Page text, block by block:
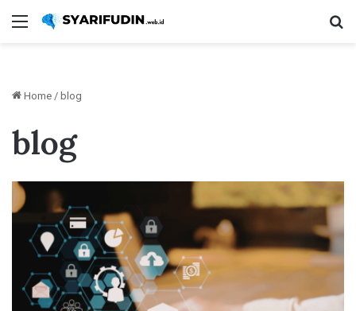
Menu
Home / blog
blog